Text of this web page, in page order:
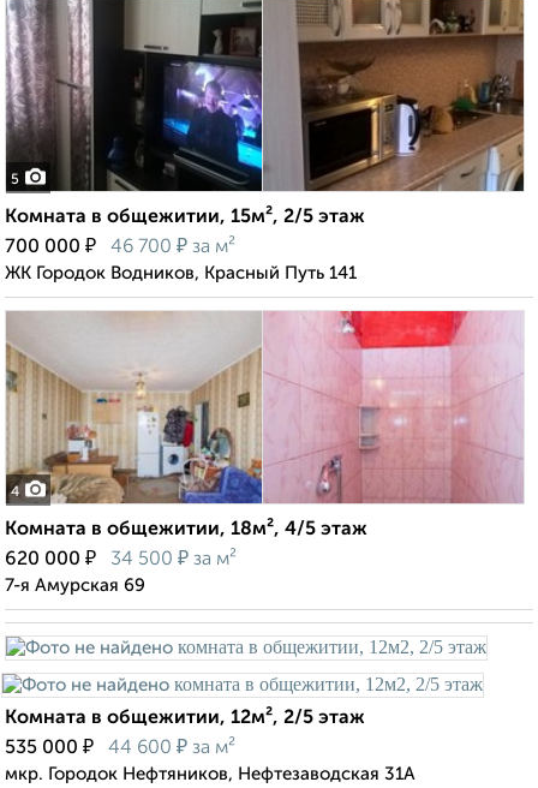
5
Комната в общежитии, 15м², 2/5 этаж
700 000 ₽ 46 700 ₽ за м²
ЖК Городок Водников, Красный Путь 141
4
Комната в общежитии, 18м², 4/5 этаж
620 000 ₽ 34 500 ₽ за м²
7-я Амурская 69
Комната в общежитии, 12м², 2/5 этаж
535 000 ₽ 44 600 ₽ за м²
мкр. Городок Нефтяников, Нефтезаводская 31А